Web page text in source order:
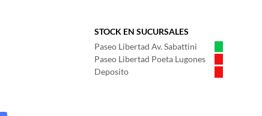
STOCK EN SUCURSALES
Paseo Libertad Av. Sabattini
Paseo Libertad Poeta Lugones
Deposito